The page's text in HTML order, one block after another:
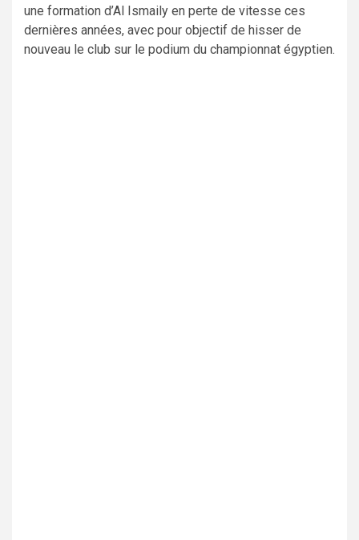
une formation d’Al Ismaily en perte de vitesse ces
dernières années, avec pour objectif de hisser de
nouveau le club sur le podium du championnat égyptien.